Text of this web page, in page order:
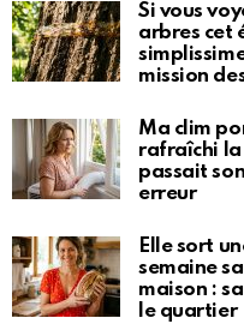
Si vous
arbres cet
mission
Ma clim
rafraîchi la
passait
erreur
Elle sort
semaine
maison :
le quartier